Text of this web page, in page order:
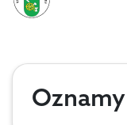
Oznamy